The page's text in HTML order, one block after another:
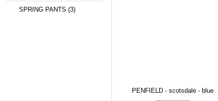
SPRING PANTS (3)
PENFIELD - scotsdale - blue